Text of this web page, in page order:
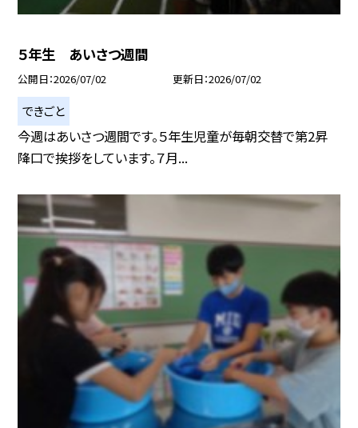
５年生 あいさつ週間
公開日 2026/07/02 更新日 2026/07/02
できごと
今週はあいさつ週間です。５年生児童が毎朝交替で第2昇
降口で挨拶をしています。７月...